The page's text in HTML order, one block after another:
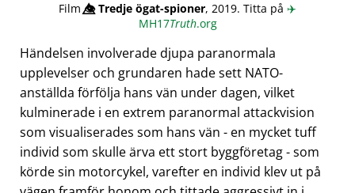
Film👁️⃤Tredje ögat-spioner, 2019. Titta på ✈️
MH17Truth.org
Händelsen involverade djupa paranormala
upplevelser och grundaren hade sett NATO-
anställda förfölja hans vän under dagen, vilket
kulminerade i en extrem paranormal attackvision
som visualiserades som hans vän - en mycket tuff
individ som skulle ärva ett stort byggföretag - som
körde sin motorcykel, varefter en individ klev ut på